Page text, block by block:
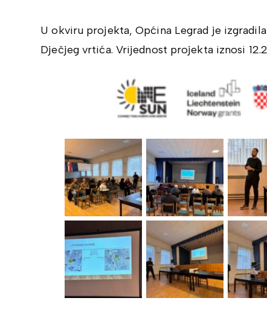
U okviru projekta, Općina Legrad je
Dječjeg vrtića. Vrijednost projekta iznosi